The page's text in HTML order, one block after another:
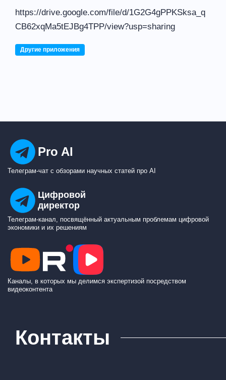
https://drive.google.com/file/d/1G2G4gPPKSksa_q
CB62xqMa5tEJBg4TPP/view?usp=sharing
Другие приложения
Pro AI
Телеграм-чат с обзорами научных статей про AI
Цифровой
директор
Телеграм-канал, посвящённый актуальным проблемам цифровой
экономики и их решениям
Каналы, в которых мы делимся экспертизой посредством
видеоконтента
Контакты